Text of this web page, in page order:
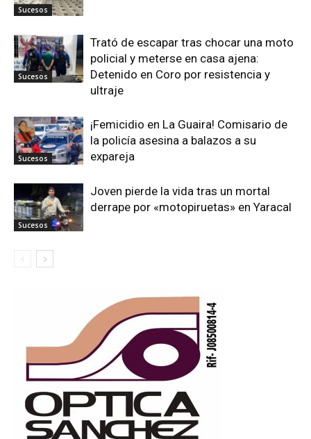
Sucesos
Sucesos
Trató de escapar tras chocar una moto
policial y meterse en casa ajena:
Detenido en Coro por resistencia y
ultraje
Sucesos
¡Femicidio en La Guaira! Comisario de
la policía asesina a balazos a su
expareja
Sucesos
Joven pierde la vida tras un mortal
derrape por «motopiruetas» en Yaracal